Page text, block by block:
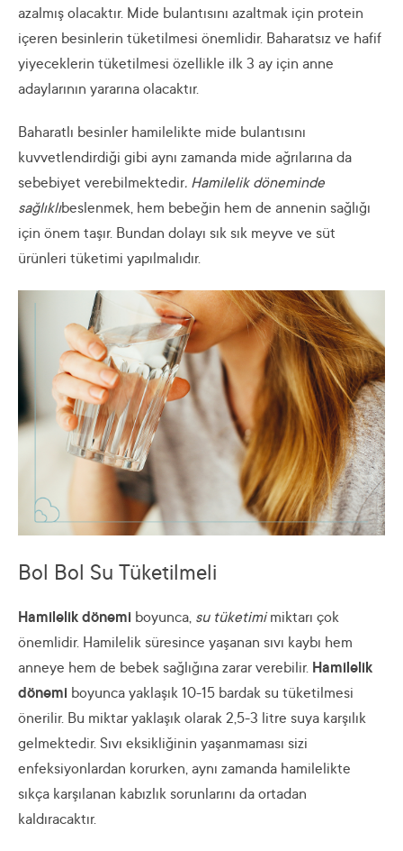
azalmış olacaktır. Mide bulantısını azaltmak için protein
içeren besinlerin tüketilmesi önemlidir. Baharatsız ve hafif
yiyeceklerin tüketilmesi özellikle ilk 3 ay için anne
adaylarının yararına olacaktır.
Baharatlı besinler hamilelikte mide bulantısını
kuvvetlendirdiği gibi aynı zamanda mide ağrılarına da
sebebiyet verebilmektedir. Hamilelik döneminde
sağlıklıbeslenmek, hem bebeğin hem de annenin sağlığı
için önem taşır. Bundan dolayı sık sık meyve ve süt
ürünleri tüketimi yapılmalıdır.
Bol Bol Su Tüketilmeli
Hamilelik dönemi boyunca, su tüketimimiktarı çok
önemlidir. Hamilelik süresince yaşanan sıvı kaybı hem
anneye hem de bebek sağlığına zarar verebilir. Hamilelik
dönemi boyunca yaklaşık 10-15 bardak su tüketilmesi
önerilir. Bu miktar yaklaşık olarak 2,5-3 litre suya karşılık
gelmektedir. Sıvı eksikliğinin yaşanmaması sizi
enfeksiyonlardan korurken, aynı zamanda hamilelikte
sıkça karşılanan kabızlık sorunlarını da ortadan
kaldıracaktır.